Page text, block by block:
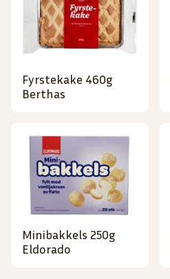
Fyrstekake 460g
Berthas
Minibakkels 250g
Eldorado